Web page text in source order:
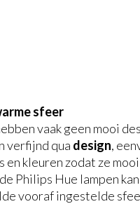
sfeer
vaak geen mooi
verfijnd qua design,
en kleuren zodat ze
Philips Hue lampen
vooraf ingestelde